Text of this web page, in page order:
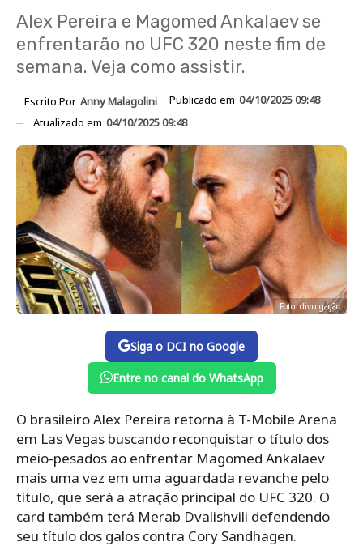
Alex Pereira e Magomed Ankalaev se
enfrentarão no UFC 320 neste fim de
semana. Veja como assistir.
Escrito Por Anny Malagolini Publicado em 04/10/2025 09:48
Atualizado em 04/10/2025 09:48
Foto: divulgação
Siga o DCI no Google
Entre no canal do WhatsApp
O brasileiro Alex Pereira retorna à T-Mobile Arena
em Las Vegas buscando reconquistar o título dos
meio-pesados ​​ao enfrentar Magomed Ankalaev
mais uma vez em uma aguardada revanche pelo
título, que será a atração principal do UFC 320. O
card também terá Merab Dvalishvili defendendo
seu título dos galos contra Cory Sandhagen.